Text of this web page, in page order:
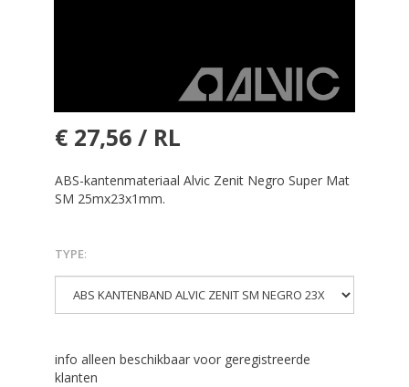
€ 27,56 / RL
ABS-kantenmateriaal Alvic Zenit Negro Super Mat
SM 25mx23x1mm.
TYPE:
info alleen beschikbaar voor geregistreerde
klanten